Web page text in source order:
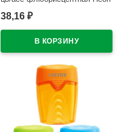
(Neon) СТАММ арт.ЛН11
38,16 ₽